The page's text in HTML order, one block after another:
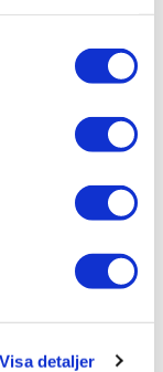
Visa detaljer
(sv) 951BR-
951BR-DB-
DB-3.pdf